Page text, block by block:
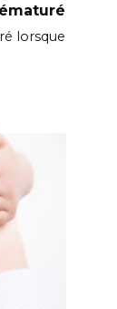
lorsque